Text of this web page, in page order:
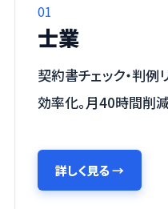
01
士業
契約書チェック・判例
効率化。月40時間削
詳しく見る→